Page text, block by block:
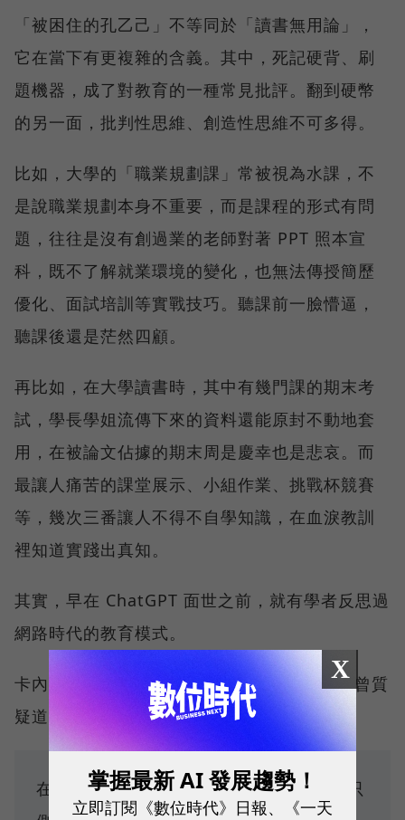
「被困住的孔乙己」不等同於「讀書無用論」，
它在當下有更複雜的含義。其中，死記硬背、刷
題機器，成了對教育的一種常見批評。翻到硬幣
的另一面，批判性思維、創造性思維不可多得。
比如，大學的「職業規劃課」常被視為水課，不
是說職業規劃本身不重要，而是課程的形式有問
題，往往是沒有創過業的老師對著 PPT 照本宣
科，既不了解就業環境的變化，也無法傳授簡歷
優化、面試培訓等實戰技巧。聽課前一臉懵逼，
聽課後還是茫然四顧。
再比如，在大學讀書時，其中有幾門課的期末考
試，學長學姐流傳下來的資料還能原封不動地套
用，在被論文佔據的期末周是慶幸也是悲哀。而
最讓人痛苦的課堂展示、小組作業、挑戰杯競賽
等，幾次三番讓人不得不自學知識，在血淚教訓
裡知道實踐出真知。
其實，早在 ChatGPT 面世之前，就有學者反思過
網路時代的教育模式。
卡內基梅隆大學教授 Danny Oppenheimer 曾質
疑道：
在 Google 搜索時代，為什麼大學考試還只
X
掌握最新 AI 發展趨勢！
立即訂閱《數位時代》日報、《一天